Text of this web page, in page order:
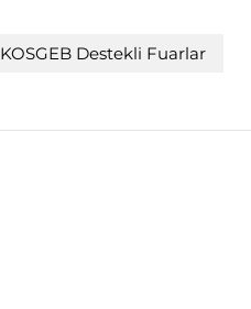
KOSGEB Destekli Fuarlar